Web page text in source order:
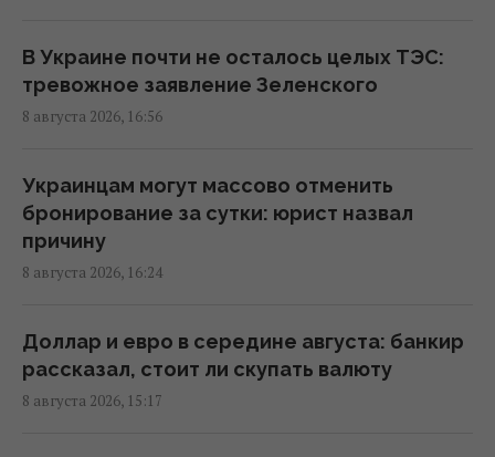
Избрание судей МУС: что случилось с
кандидатом от Украины
Россия уничтожает украинское сельское
хозяйство и саму природу Украины, –
Forbes
Вучич заявил, что не видит путей для
скорейшего завершения войны в Украине
В Украине почти не осталось целых ТЭС:
тревожное заявление Зеленского
8 августа 2026, 16:56
Украинцам могут массово отменить
бронирование за сутки: юрист назвал
причину
8 августа 2026, 16:24
Доллар и евро в середине августа: банкир
рассказал, стоит ли скупать валюту
8 августа 2026, 15:17